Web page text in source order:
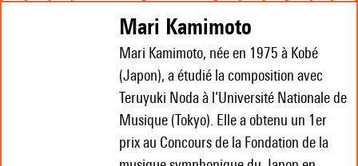
Mari Kamimoto
Mari Kamimoto, née en 1975 à Kobé
(Japon), a étudié la composition avec
Teruyuki Noda à l’Université Nationale de
Musique (Tokyo). Elle a obtenu un 1er
prix au Concours de la Fondation de la